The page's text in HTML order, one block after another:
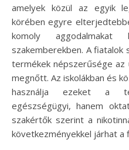
amelyek közül az egyik
körében egyre
komoly
szakemberekben. A
termékek népszerűsége
megnőtt. Az iskolákban és
használja ezeket a
egészségügyi, hanem
szakértők szerint a
következményekkel járhat a